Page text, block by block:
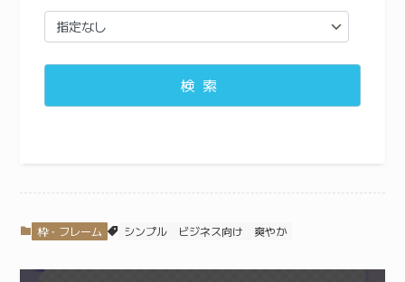
検索
枠・フレーム シンプル ビジネス向け 爽やか